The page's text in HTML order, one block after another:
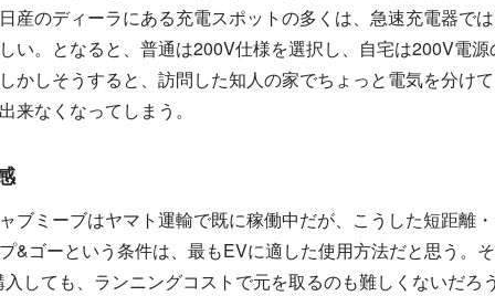
産のディーラにある充電スポットの多くは、急速充電器で
い。となると、普通は200V仕様を選択し、自宅は200V電
かしそうすると、訪問した知人の家でちょっと電気を分け
来なくなってしまう。
ブミーブはヤマト運輸で既に稼働中だが、こうした短距離
&ゴーという条件は、最もEVに適した使用方法だと思う。
しても、ランニングコストで元を取るのも難しくないだろ